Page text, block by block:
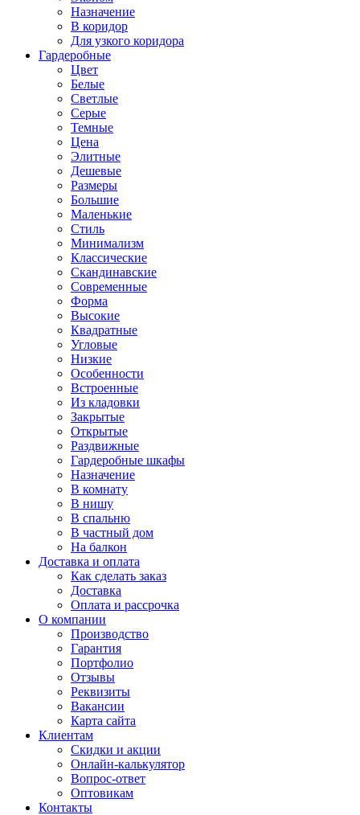
Назначение
В коридор
Для узкого коридора
Гардеробные
Цвет
Белые
Светлые
Серые
Темные
Цена
Элитные
Дешевые
Размеры
Большие
Маленькие
Стиль
Минимализм
Классические
Скандинавские
Современные
Форма
Высокие
Квадратные
Угловые
Низкие
Особенности
Встроенные
Из кладовки
Закрытые
Открытые
Раздвижные
Гардеробные шкафы
Назначение
В комнату
В нишу
В спальню
В частный дом
На балкон
Доставка и оплата
Как сделать заказ
Доставка
Оплата и рассрочка
О компании
Производство
Гарантия
Портфолио
Отзывы
Реквизиты
Вакансии
Карта сайта
Клиентам
Скидки и акции
Онлайн-калькулятор
Вопрос-ответ
Оптовикам
Контакты